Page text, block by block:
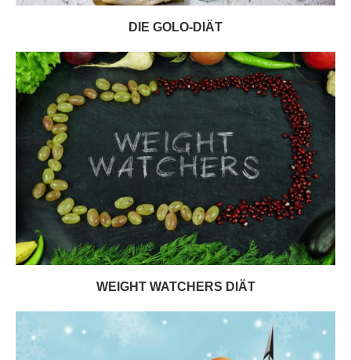
DIE GOLO-DIÄT
WEIGHT WATCHERS DIÄT